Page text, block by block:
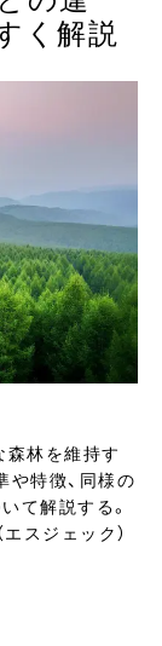
く解説
森林を維持す
や特徴、同様の
て解説する。
スジェック）